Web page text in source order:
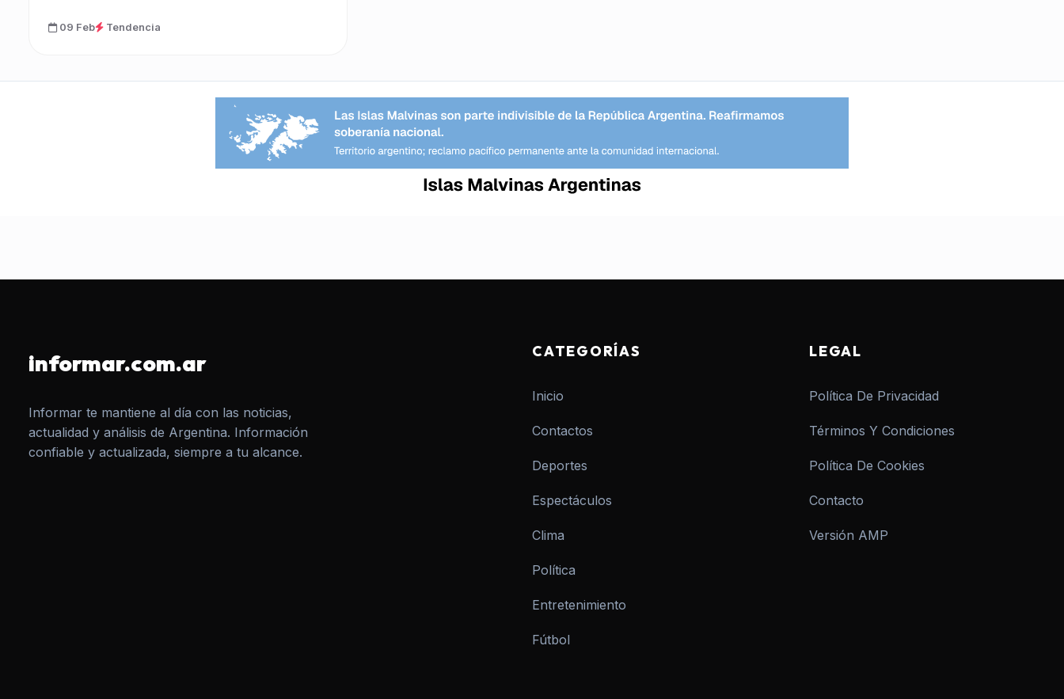
09 Feb Tendencia
informar.com.ar
Informar te mantiene al día con las noticias,
actualidad y análisis de Argentina. Información
confiable y actualizada, siempre a tu alcance.
CATEGORÍAS
Inicio
Contactos
Deportes
Espectáculos
Clima
Política
Entretenimiento
Fútbol
LEGAL
Política De Privacidad
Términos Y Condiciones
Política De Cookies
Contacto
Versión AMP